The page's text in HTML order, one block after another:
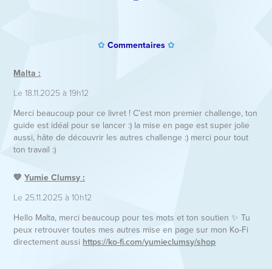
✿ Commentaires ✿
Malta :
Le 18.11.2025 à 19h12
Merci beaucoup pour ce livret ! C’est mon premier challenge, ton
guide est idéal pour se lancer :) la mise en page est super jolie
aussi, hâte de découvrir les autres challenge :) merci pour tout
ton travail :)​​​​​​​
💙Yumie Clumsy :
Le 25.11.2025 à 10h12
Hello Malta, merci beaucoup pour tes mots et ton soutien ✨ Tu
peux retrouver toutes mes autres mise en page sur mon Ko-Fi
directement aussi https://ko-fi.com/yumieclumsy/shop